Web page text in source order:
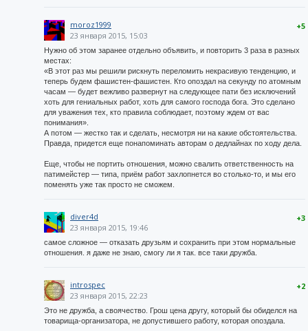
+5
moroz1999
23 января 2015, 15:03
Нужно об этом заранее отдельно объявить, и повторить 3 раза в разных
местах:
«В этот раз мы решили рискнуть переломить некрасивую тенденцию, и
теперь будем фашистен-фашистен. Кто опоздал на секунду по атомным
часам — будет вежливо развернут на следующее пати без исключений
хоть для гениальных работ, хоть для самого господа бога. Это сделано
для уважения тех, кто правила соблюдает, поэтому ждем от вас
понимания».
А потом — жестко так и сделать, несмотря ни на какие обстоятельства.
Правда, придется еще понапоминать авторам о дедлайнах по ходу дела.
Еще, чтобы не портить отношения, можно свалить ответственность на
патимейстер — типа, приём работ захлопнется во столько-то, и мы его
поменять уже так просто не сможем.
+3
diver4d
23 января 2015, 19:46
самое сложное — отказать друзьям и сохранить при этом нормальные
отношения. я даже не знаю, смогу ли я так. все таки дружба.
+2
introspec
23 января 2015, 22:23
Это не дружба, а своячество. Грош цена другу, который бы обиделся на
товарища-организатора, не допустившего работу, которая опоздала.